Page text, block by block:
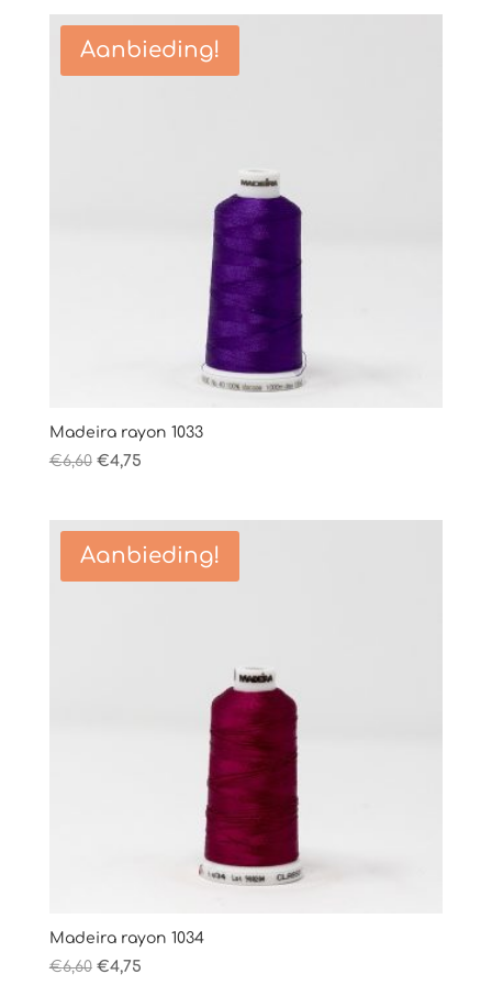
€6,60.€4,75.
Aanbieding!
Madeira rayon 1033
€6,60 Oorspronkelijke
€6,60.
€4,75Huidige
€4,75.
Aanbieding!
Madeira rayon 1034
€6,60 Oorspronkelijke
€4,75Huidige